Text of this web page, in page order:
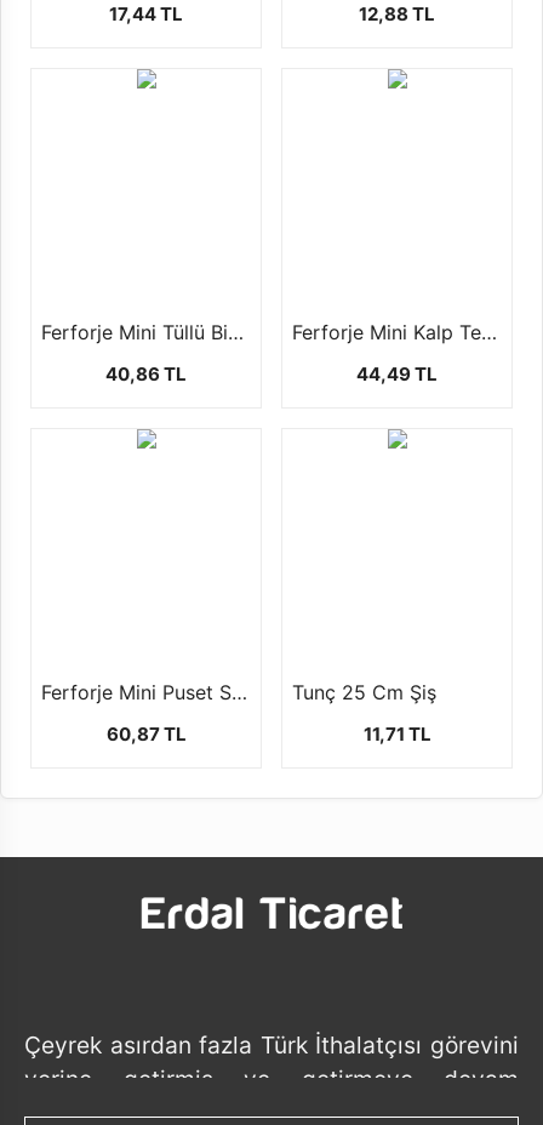
17,44 TL 12,88 TL
Ferforje Mini Tüllü Bisiklet (1 Paket - 10 Adet
40,86 TL
Ferforje Mini Kalp Temalı Araba ( 1 Paket - 10 Adet)
44,49 TL
Ferforje Mini Puset Sepet (1 Paket- 10 Adet) PST01
60,87 TL
Tunç 25 Cm Şiş
11,71 TL
Çeyrek asırdan fazla Türk İthalatçısı görevini
yerine getirmiş ve getirmeye devam
etmektedir.